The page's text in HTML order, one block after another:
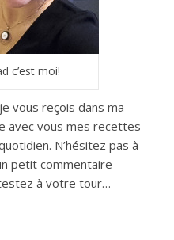
c’est moi!
vous reçois dans ma
avec vous mes recettes
N’hésitez pas à
petit commentaire
à votre tour…